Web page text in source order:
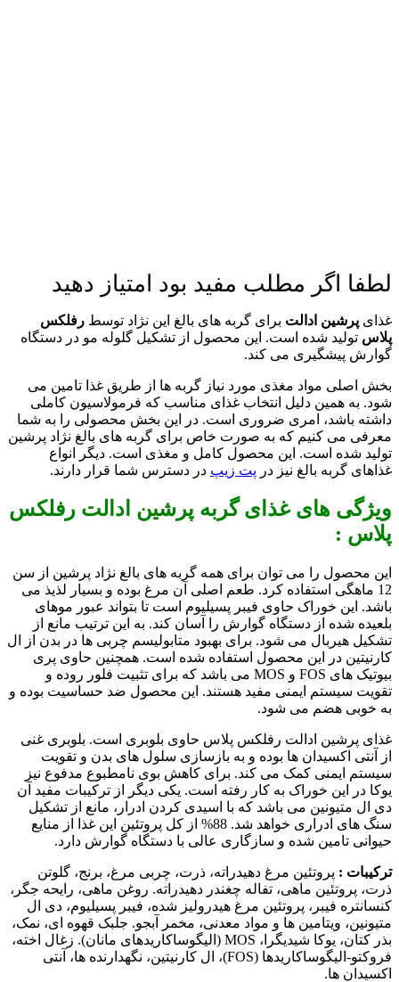
لطفا اگر مطلب مفید بود امتیاز دهید
غذای پرشین ادالت برای گربه های بالغ این نژاد توسط رفلکس
پلاس تولید شده است. این محصول از تشکیل گلوله مو در دستگاه
گوارش پیشگیری می کند.
بخش اصلی مواد مغذی مورد نیاز گربه ها از طریق غذا تامین می
شود. به همین دلیل انتخاب غذای مناسب که فرمولاسیون کاملی
داشته باشد، امری ضروری است. در این بخش محصولی را به شما
معرفی می کنیم که به صورت خاص برای گربه های بالغ نژاد پرشین
تولید شده است. این محصول کامل و مغذی است. دیگر انواع
غذاهای گربه بالغ نیز در پت زیپ در دسترس شما قرار دارند.
ویژگی های غذای گربه پرشین ادالت رفلکس
پلاس :
این محصول را می توان برای همه گربه های بالغ نژاد پرشین از سن
12 ماهگی استفاده کرد. طعم اصلی آن مرغ بوده و بسیار لذیذ می
باشد. این خوراک حاوی فیبر پسیلیوم است تا بتواند عبور موهای
بلعیده شده از دستگاه گوارش را آسان کند. به این ترتیب مانع از
تشکیل هیربال می شود. برای بهبود متابولیسم چربی ها در بدن از ال
کارنیتین در این محصول استفاده شده است. همچنین حاوی پری
بیوتیک های FOS و MOS می باشد که برای تثبیت فلور روده و
تقویت سیستم ایمنی مفید هستند. این محصول ضد حساسیت بوده و
به خوبی هضم می شود.
غذای پرشین ادالت رفلکس پلاس حاوی بلوبری است. بلوبری غنی
از آنتی اکسیدان ها بوده و به بازسازی سلول های بدن و تقویت
سیستم ایمنی کمک می کند. برای کاهش بوی نامطبوع مدفوع نیز
یوکا در این خوراک به کار رفته است. یکی دیگر از ترکیبات مفید آن
دی ال متیونین می باشد که با اسیدی کردن ادرار، مانع از تشکیل
سنگ های ادراری خواهد شد. 88% از کل پروتئین این غذا از منایع
حیوانی تامین شده و سازگاری عالی با دستگاه گوارش دارد.
ترکیبات : پروتئین مرغ دهیدراته، ذرت، چربی مرغ، برنج، گلوتن
ذرت، پروتئین ماهی، تفاله چغندر دهیدراته. روغن ماهی، رایحه جگر،
کنسانتره فیبر، پروتئین مرغ هیدرولیز شده، فیبر پسیلیوم، دی ال
متیونین، ویتامین ها و مواد معدنی، مخمر آبجو. جلبک قهوه ای، نمک،
بذر کتان، یوکا شیدیگرا، MOS (الیگوساکاریدهای مانان). زغال اخته،
فروکتو-الیگوساکاریدها (FOS)، ال کارنیتین، نگهدارنده ها، آنتی
اکسیدان ها.